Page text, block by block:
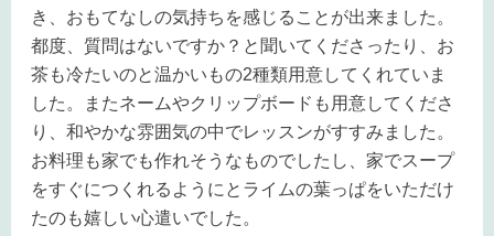
き、おもてなしの気持ちを感じることが出来ました。
都度、質問はないですか？と聞いてくださったり、お
茶も冷たいのと温かいもの2種類用意してくれていま
した。またネームやクリップボードも用意してくださ
り、和やかな雰囲気の中でレッスンがすすみました。
お料理も家でも作れそうなものでしたし、家でスープ
をすぐにつくれるようにとライムの葉っぱをいただけ
たのも嬉しい心遣いでした。